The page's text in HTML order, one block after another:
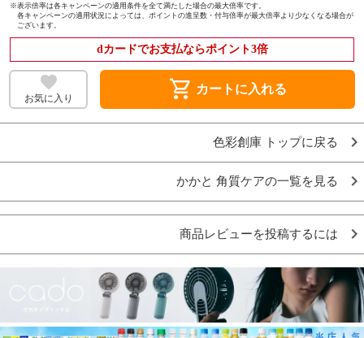
※表示倍率は各キャンペーンの適用条件を全て満たした場合の最大倍率です。
各キャンペーンの適用状況によっては、ポイントの進呈数・付与倍率が最大倍率より少なくなる場合が
ございます。
dカードでお支払ならポイント3倍
お気に入り shopping_cart カートに入れる
色彩創庫 トップに戻る
かかと 角質ケアの一覧を見る
商品レビューを投稿するには